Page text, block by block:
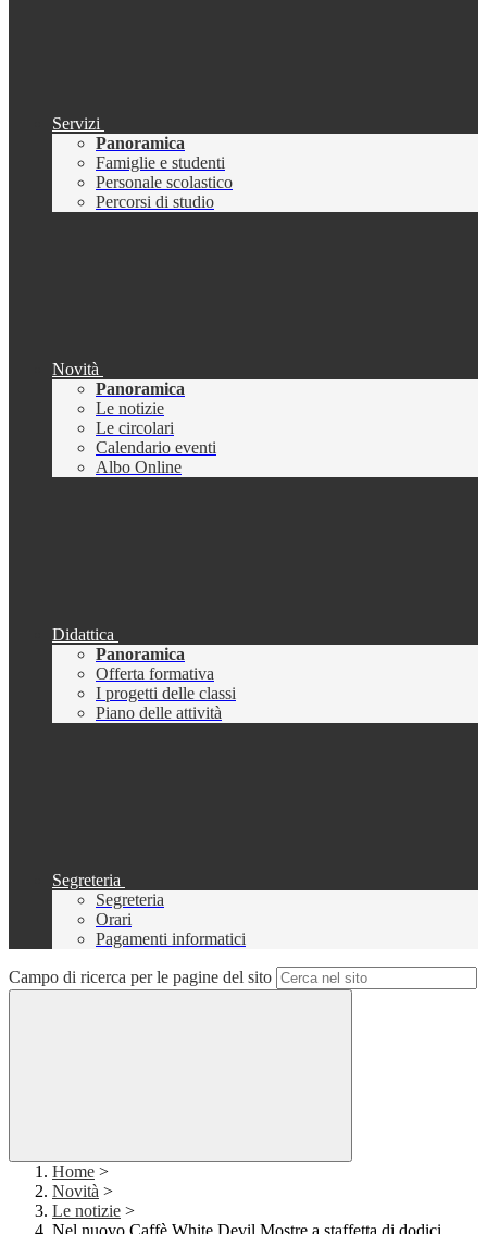
Servizi
Panoramica
Famiglie e studenti
Personale scolastico
Percorsi di studio
Novità
Panoramica
Le notizie
Le circolari
Calendario eventi
Albo Online
Didattica
Panoramica
Offerta formativa
I progetti delle classi
Piano delle attività
Segreteria
Segreteria
Orari
Pagamenti informatici
Campo di ricerca per le pagine del sito
Home >
Novità >
Le notizie >